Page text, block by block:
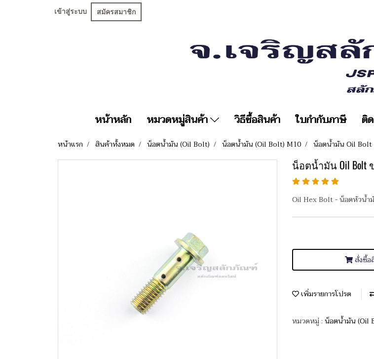
เข้าสู่ระบบ สมัครสมาชิก
หน้าหลัก หมวดหมู่สินค้า วิธีซื้อสินค้า ใบกำกับภาษี ติ
หน้าแรก สินค้าทั้งหมด น็อตน้ำมัน (Oil Bolt) น็อตน้ำมัน (Oil Bolt) M10 น็อตน้ำมัน Oil Bolt
น็อตน้ำมัน Oil Bolt
Oil Hex Bolt - น็อตหัวน้ำ
สั่งซื้อ
เพิ่มรายการโปรด
หมวดหมู่ : น็อตน้ำมัน (Oil